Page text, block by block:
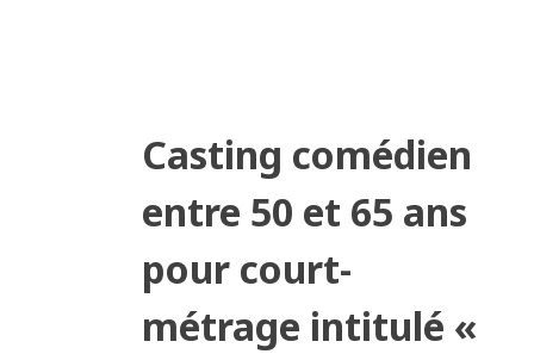
Casting comédien
entre 50 et 65 ans
pour court-
métrage intitulé «